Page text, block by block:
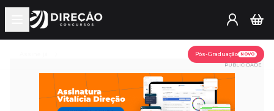
Open main menu
Pós-Graduação NOVO
PUBLICIDADE